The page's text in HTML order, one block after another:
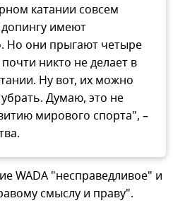
катании совсем
имеют
Но они прыгают четыре
никто не делает в
Ну вот, их можно
Думаю, это не
мирового спорта", –
WADA "несправедливое" и
смыслу и праву".